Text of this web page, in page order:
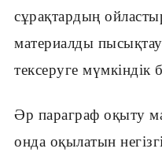
сұрақтардың
материалды
тексеруге мүмкіндік
Әр параграф оқыту
онда оқылатын